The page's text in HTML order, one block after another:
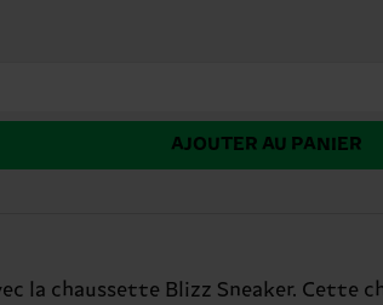
AJOUTER AU PANIER
la chaussette Blizz Sneaker.